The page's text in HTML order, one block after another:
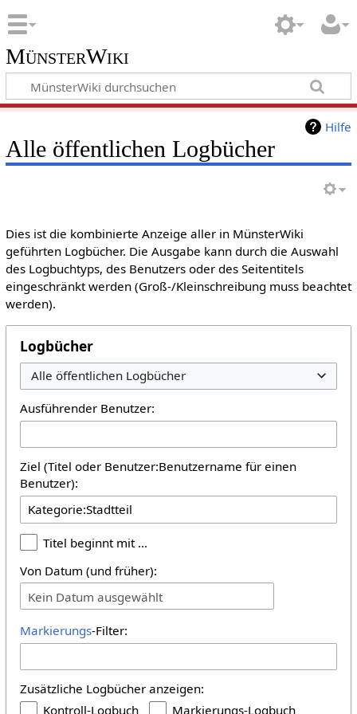
MünsterWiki
Hilfe
Alle öffentlichen Logbücher
Dies ist die kombinierte Anzeige aller in MünsterWiki
geführten Logbücher. Die Ausgabe kann durch die Auswahl
des Logbuchtyps, des Benutzers oder des Seitentitels
eingeschränkt werden (Groß-/Kleinschreibung muss beachtet
werden).
Logbücher
Alle öffentlichen Logbücher
Ausführender Benutzer:
Ziel (Titel oder Benutzer:Benutzername für einen
Benutzer):
Titel beginnt mit …
Von Datum (und früher):
Kein Datum ausgewählt
Markierungs-Filter:
Zusätzliche Logbücher anzeigen:
Kontroll-Logbuch
Markierungs-Logbuch